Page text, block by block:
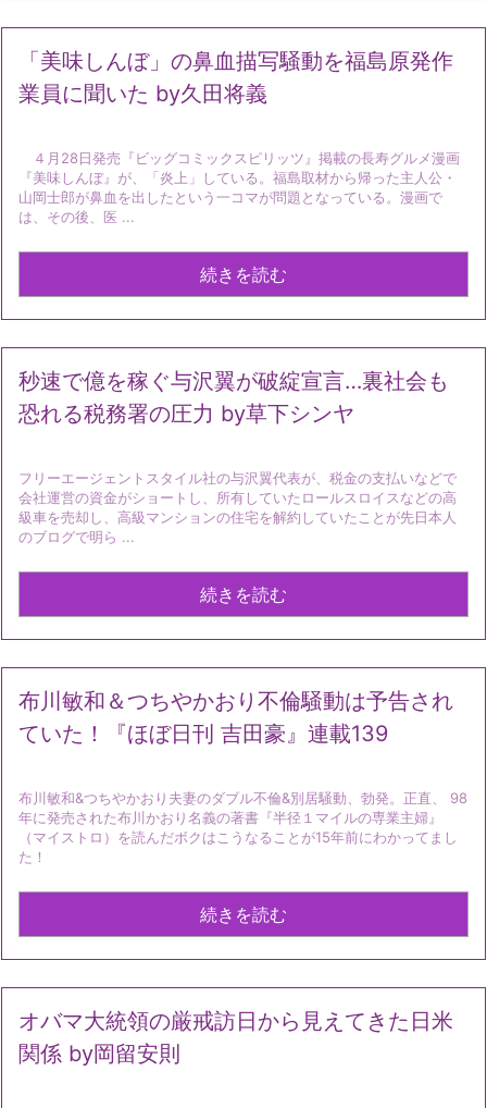
「美味しんぼ」の鼻血描写騒動を福島原発作
業員に聞いた by久田将義
４月28日発売『ビッグコミックスピリッツ』掲載の長寿グルメ漫画
『美味しんぼ』が、「炎上」している。福島取材から帰った主人公・
山岡士郎が鼻血を出したという一コマが問題となっている。漫画で
は、その後、医 ...
続きを読む
秒速で億を稼ぐ与沢翼が破綻宣言…裏社会も
恐れる税務署の圧力 by草下シンヤ
フリーエージェントスタイル社の与沢翼代表が、税金の支払いなどで
会社運営の資金がショートし、所有していたロールスロイスなどの高
級車を売却し、高級マンションの住宅を解約していたことが先日本人
のブログで明ら ...
続きを読む
布川敏和＆つちやかおり不倫騒動は予告され
ていた！『ほぼ日刊 吉田豪』連載139
布川敏和&つちやかおり夫妻のダブル不倫&別居騒動、勃発。正直、 98
年に発売された布川かおり名義の著書『半径１マイルの専業主婦』
（マイストロ）を読んだボクはこうなることが15年前にわかってまし
た！
続きを読む
オバマ大統領の厳戒訪日から見えてきた日米
関係 by岡留安則